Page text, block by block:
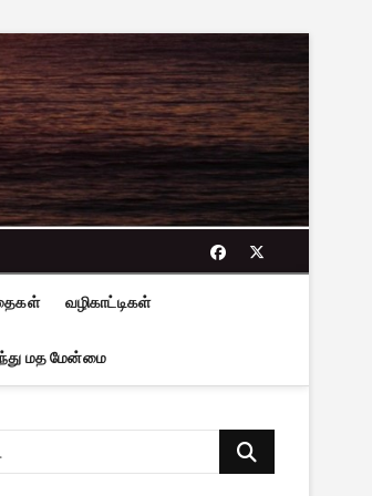
facebook
twitter
வழிகாட்டிகள்
மத மேன்மை
Search